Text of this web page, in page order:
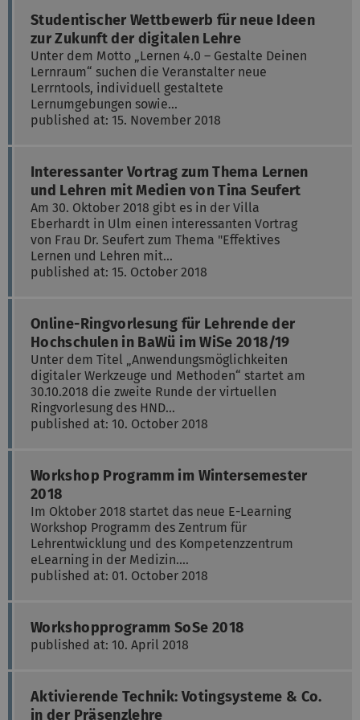
Studentischer Wettbewerb für neue Ideen
zur Zukunft der digitalen Lehre
Unter dem Motto „Lernen 4.0 – Gestalte Deinen
Lernraum“ suchen die Veranstalter neue
Lerrntools, individuell gestaltete
Lernumgebungen sowie…
published at: 15. November 2018
Interessanter Vortrag zum Thema Lernen
und Lehren mit Medien von Tina Seufert
Am 30. Oktober 2018 gibt es in der Villa
Eberhardt in Ulm einen interessanten Vortrag
von Frau Dr. Seufert zum Thema "Effektives
Lernen und Lehren mit…
published at: 15. October 2018
Online-Ringvorlesung für Lehrende der
Hochschulen in BaWü im WiSe 2018/19
Unter dem Titel „Anwendungsmöglichkeiten
digitaler Werkzeuge und Methoden“ startet am
30.10.2018 die zweite Runde der virtuellen
Ringvorlesung des HND…
published at: 10. October 2018
Workshop Programm im Wintersemester
2018
Im Oktober 2018 startet das neue E-Learning
Workshop Programm des Zentrum für
Lehrentwicklung und des Kompetenzzentrum
eLearning in der Medizin.…
published at: 01. October 2018
Workshopprogramm SoSe 2018
published at: 10. April 2018
Aktivierende Technik: Votingsysteme & Co.
in der Präsenzlehre